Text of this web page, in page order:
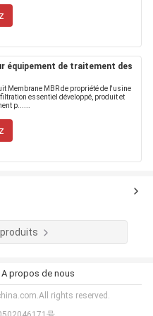
équipement de traitement des
Membrane MBR de propriété de l'usine
essentiel développé, produit et
p......
A propos de nous
rights reserved.